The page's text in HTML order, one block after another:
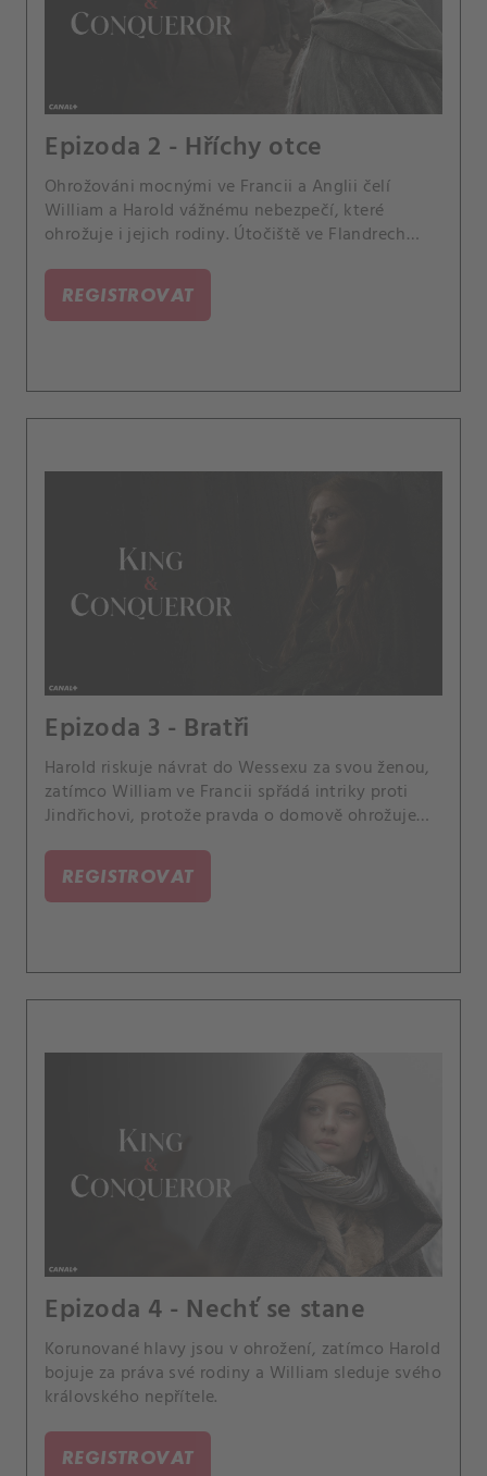
Epizoda 2 - Hříchy otce
Ohrožováni mocnými ve Francii a Anglii čelí
William a Harold vážnému nebezpečí, které
ohrožuje i jejich rodiny. Útočiště ve Flandrech
REGISTROVAT
Epizoda 3 - Bratři
Harold riskuje návrat do Wessexu za svou ženou,
zatímco William ve Francii spřádá intriky proti
Jindřichovi, protože pravda o domově ohrožuje
REGISTROVAT
Epizoda 4 - Nechť se stane
Korunované hlavy jsou v ohrožení, zatímco Harold
bojuje za práva své rodiny a William sleduje svého
královského nepřítele.
REGISTROVAT